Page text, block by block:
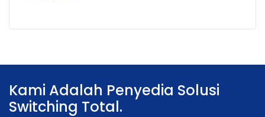
Kami Adalah Penyedia Solusi
Switching Total.